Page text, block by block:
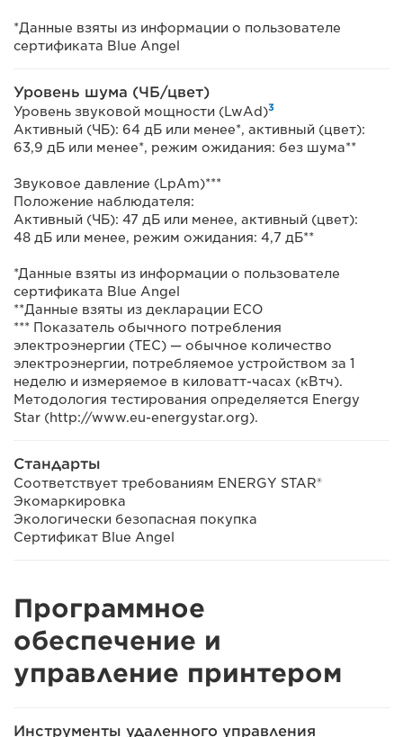
*Данные взяты из информации о пользователе
сертификата Blue Angel
Уровень шума (ЧБ/цвет)
Уровень звуковой мощности (LwAd)3
Активный (ЧБ): 64 дБ или менее*, активный (цвет):
63,9 дБ или менее*, режим ожидания: без шума**
Звуковое давление (LpAm)***
Положение наблюдателя:
Активный (ЧБ): 47 дБ или менее, активный (цвет):
48 дБ или менее, режим ожидания: 4,7 дБ**
*Данные взяты из информации о пользователе
сертификата Blue Angel
**Данные взяты из декларации ECO
*** Показатель обычного потребления
электроэнергии (TEC) — обычное количество
электроэнергии, потребляемое устройством за 1
неделю и измеряемое в киловатт-часах (кВтч).
Методология тестирования определяется Energy
Star (http://www.eu-energystar.org).
Стандарты
Соответствует требованиям ENERGY STAR®
Экомаркировка
Экологически безопасная покупка
Сертификат Blue Angel
Программное
обеспечение и
управление принтером
Инструменты удаленного управления